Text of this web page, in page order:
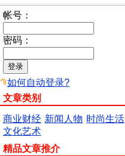
帐号：
密码：
如何自动登录?
文章类别
商业财经 新闻人物 时尚生活
文化艺术
精品文章推介